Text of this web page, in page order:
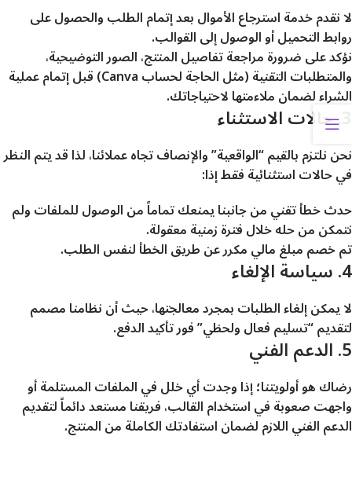
لا نقدم خدمة استرجاع الأموال بعد إتمام الطلب والحصول على
روابط التحميل أو الوصول إلى القوالب.
نؤكد على ضرورة مراجعة تفاصيل المنتج، الصور التوضيحية،
والمتطلبات التقنية (مثل الحاجة لحساب Canva) قبل إتمام عملية
الشراء لضمان ملاءمتها لاحتياجاتك.
نحن نلتزم بالقيم “الواقعية” والإنصاف تجاه عملائنا، لذا قد يتم النظر
في حالات استثنائية فقط إذا:
حدث خطأ تقني من جانبنا يمنعك تماماً من الوصول للملفات ولم
نتمكن من حله خلال فترة زمنية معقولة.
تم خصم مبلغ مالي مكرر عن طريق الخطأ لنفس الطلب.
4. سياسة الإلغاء
لا يمكن إلغاء الطلبات بمجرد معالجتها، حيث أن نظامنا مصمم
لتقديم “تسليم فعال ولحظي” فور تأكيد الدفع.
5. الدعم الفني
رضاك هو أولويتنا؛ إذا وجدت أي خلل في الملفات المستلمة أو
واجهت صعوبة في استخدام القالب، فريقنا مستعد دائماً لتقديم
الدعم الفني اللازم لضمان استفادتك الكاملة من المنتج.